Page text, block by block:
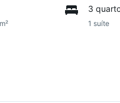
3
1 suíte